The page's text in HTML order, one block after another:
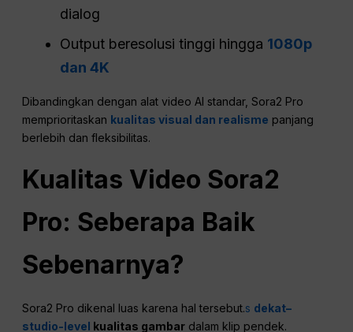
dialog
Output beresolusi tinggi hingga 1080p
dan 4K
Dibandingkan dengan alat video AI standar, Sora2 Pro
memprioritaskan kualitas visual dan realisme panjang
berlebih dan fleksibilitas.
Kualitas Video Sora2
Pro: Seberapa Baik
Sebenarnya?
Sora2 Pro dikenal luas karena hal tersebut.s dekat–
studio-level kualitas gambar dalam klip pendek.